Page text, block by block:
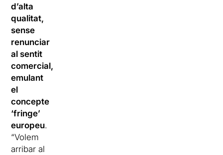
d’alta
qualitat,
sense
renunciar
al sentit
comercial,
emulant
el
concepte
‘fringe’
europeu.
“Volem
arribar al